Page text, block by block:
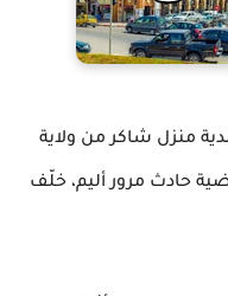
منزل شاكر من ولاية
حادث مرور أليم، خلّف